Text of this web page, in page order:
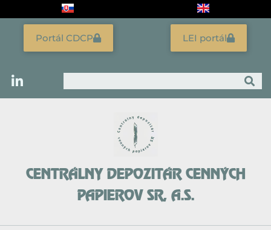
Vyhľadať
LEI portál
Portál CDCP
CENTRÁLNY DEPOZITÁR CENNÝCH
PAPIEROV SR, A.S.